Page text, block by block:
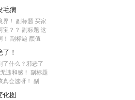
毛病
界！ 副标题 买家
宝？？ 副标题 这
！ 副标题 颜值
！
了什么？邪恶了
违和感！ 副标题
真会选呀！ 副
化图